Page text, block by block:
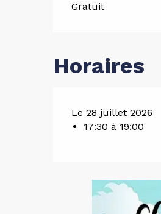
Gratuit
Horaires
Le 28 juillet 2026
17:30 à 19:00